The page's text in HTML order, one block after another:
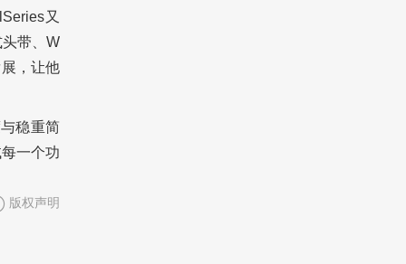
又
带、W
，让他
稳重简
一个功
版权声明